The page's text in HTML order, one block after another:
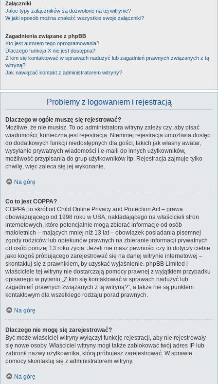
Załączniki
Jakie typy załączników są dozwolone na tej witrynie?
W jaki sposób można znaleźć wszystkie swoje załączniki?
Zagadnienia związane z phpBB
Kto jest autorem tego oprogramowania?
Dlaczego funkcja X nie jest dostępna?
Z kim się kontaktować w sprawach nadużyć lub zagadnień prawnych związanych z tą
witryną?
Jak nawiązać kontakt z administratorem witryny?
Problemy z logowaniem i rejestracją
Dlaczego w ogóle muszę się rejestrować?
Możliwe, że nie musisz. To od administratora witryny zależy czy, aby pisać
wiadomości, konieczna jest rejestracja. Niemniej rejestracja umożliwia dostęp
do dodatkowych funkcji niedostępnych dla gości, takich jak własny awatar,
wysyłanie prywatnych wiadomości i e-maili do innych użytkowników,
możliwość przypisania do grup użytkowników itp. Rejestracja zajmuje tylko
chwilę, więc zaleca się jej wykonanie.
Na górę
Co to jest COPPA?
COPPA, to skrót od Child Online Privacy and Protection Act – prawa
obowiązującego od 1998 roku w USA, nakładającego na właścicieli stron
internetowych, które potencjalnie mogą zbierać informacje od osób
małoletnich – mających mniej niż 13 lat – obowiązek posiadania pisemnej
zgody rodziców lub opiekunów prawnych na zbieranie informacji prywatnych
od osób poniżej 13 roku życia. Jeżeli nie masz pewności czy to dotyczy ciebie
jako kogoś próbującego zarejestrować się na danej witrynie internetowej –
skontaktuj się z prawnikiem, by uzyskać wyjaśnienie. phpBB Limited i
właściciele tej witryny nie dostarczają pomocy prawnej z wyjątkiem przypadku
opisanego w pytaniu „Z kim się kontaktować w sprawach nadużyć lub
zagadnień prawnych związanych z tą witryną?”, a także nie są punktem
kontaktowym dla wszelkiego rodzaju porad prawnych.
Na górę
Dlaczego nie mogę się zarejestrować?
Być może właściciel witryny wyłączył funkcję rejestracji, aby nie rejestrowały
się nowe osoby. Właściciel witryny mógł także zablokować twój adres IP lub
zabronił nazwy użytkownika, którą próbujesz zarejestrować. W sprawie
pomocy skontaktuj się z administratorem witryny.
Na górę